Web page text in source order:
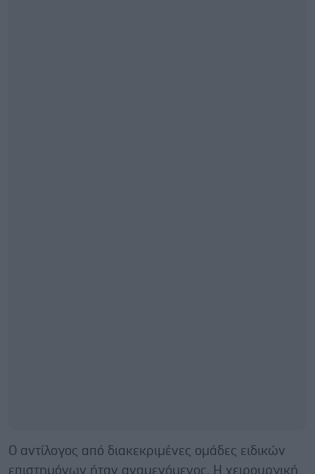
Ο αντίλογος από διακεκριμένες ομάδες ειδικών
επιστημόνων ήταν αναμενόμενος. Η χειρουργική